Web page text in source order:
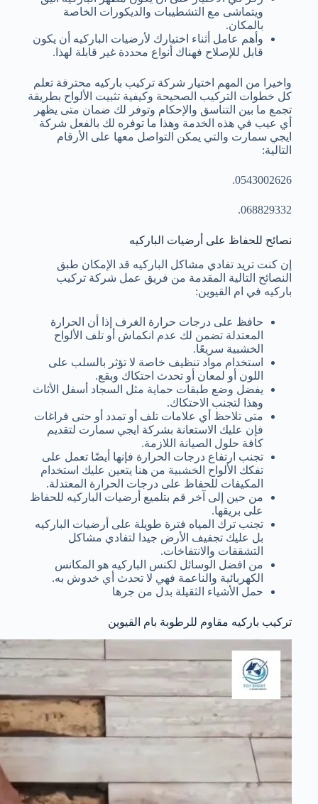
ويتماشى مع التشطيبات والديكورات الخاصة
بالمكان.
وأهم عامل أثناء اختيارك لأرضيات الباركيه أن يكون
قابل للإصلاح فهناك أنواع محددة غير قابلة لهذا.
واخيرا من المهم اختيار شركة تركيب باركيه محترفة تعلم
كل خطوات التركيب الصحيحة وكيفية تثبيت الألواح بطريقة
تجمع ما بين التناسق والإحكام وتوفر لك ضمان متى يظهر
أي عيب في هذه الخدمة وهذا ما توفره لك بالفعل شركة
ايجي سمارت والتي يمكن التواصل معها على الأرقام
التالية:
0543002626.
068829332.
نصائح للحفاظ على أرضيات الباركيه
إن كنت تريد تفادي مشاكل الباركيه قد الإمكان طبق
النصائح التالية المقدمة من فريق عمل شركة تركيب
باركيه في ام القيوين:
حافظ على درجات حرارة الغرف إذا أن الحرارة
المعتدلة تضمن لك عدم انكماش أو تلف الألواح
الخشبية سريعًا.
استخدام مواد تنظيف خاصة لا تؤثر بالسلب على
اللون أو لمعان أو تحدث احتكاك وبقع.
يفضل وضع طبقات حماية مثل السجاد أسفل الأثاث
وهذا لتجنب الاحتكاك.
متى تلاحظ أي علامات تلف أو تمدد أو حتى فراغات
فإن عليك الاستعانة بشركة ايجي سمارت لتقديم
كافة حلول الصيانة اللازمة.
تجنب ارتفاع درجات الحرارة فإنها أيضًا تعمل على
تفكك الألواح الخشبية من هنا يتعين عليك استخدام
المكيفات للحفاظ على درجات الحرارة المعتدلة.
من حين إلى آخر قم بتلميع أرضيات الباركيه للحفاظ
على بريقها.
تجنب ترك المياه فترة طويلة على أرضيات الباركيه
بل عليك تجفيف الأرض جيدا لتفادي مشاكل
التشققات والانتفاخات.
من افضل الوسائل لكنس الباركيه هو المكانس
الكهربائية والناعمة فهي لا تحدث أي خدوش به.
حمل الأشياء الثقيلة بدل من جرها
تركيب باركيه مقاوم للرطوبة بام القيوين